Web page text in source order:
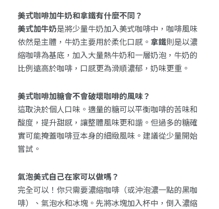
美式咖啡加牛奶和拿鐵有什麼不同？
美式加牛奶是將少量牛奶加入美式咖啡中，咖啡風味
依然是主體，牛奶主要用於柔化口感。 拿鐵則是以濃
縮咖啡為基底，加入大量熱牛奶和一層奶泡，牛奶的
比例遠高於咖啡，口感更為滑順濃郁，奶味更重。
美式咖啡加糖會不會破壞咖啡的風味？
這取決於個人口味。適量的糖可以平衡咖啡的苦味和
酸度，提升甜感，讓整體風味更和諧。但過多的糖確
實可能掩蓋咖啡豆本身的細緻風味。建議從少量開始
嘗試。
氣泡美式自己在家可以做嗎？
完全可以！你只需要濃縮咖啡（或沖泡濃一點的黑咖
啡）、氣泡水和冰塊。先將冰塊加入杯中，倒入濃縮